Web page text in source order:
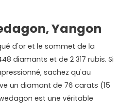
Yangon
d'or et le sommet de la
diamants et de 2 317 rubis. Si
sachez qu'au
un diamant de 76 carats (15
est une véritable